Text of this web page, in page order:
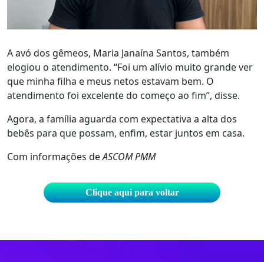
A avó dos gêmeos, Maria Janaína Santos, também
elogiou o atendimento. “Foi um alívio muito grande ver
que minha filha e meus netos estavam bem. O
atendimento foi excelente do começo ao fim”, disse.
Agora, a família aguarda com expectativa a alta dos
bebês para que possam, enfim, estar juntos em casa.
Com informações deASCOM PMM
Clique aqui para voltar